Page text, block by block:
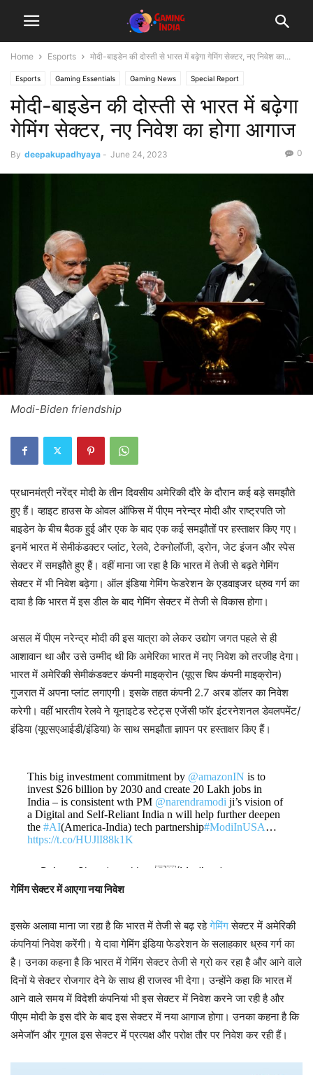
Home Esports मोदी-बाइडेन की दोस्ती से भारत में बढ़ेगा गेमिंग सेक्टर, नए निवेश का...
Esports Gaming Essentials Gaming News Special Report
मोदी-बाइडेन की दोस्ती से भारत में बढ़ेगा
गेमिंग सेक्टर, नए निवेश का होगा आगाज
By deepakupadhyaya - June 24, 2023 0
Modi-Biden friendship
प्रधानमंत्री नरेंद्र मोदी के तीन दिवसीय अमेरिकी दौरे के दौरान कई बड़े समझौते
हुए हैं। व्हाइट हाउस के ओवल ऑफिस में पीएम नरेन्द्र मोदी और राष्ट्रपति जो
बाइडेन के बीच बैठक हुई और एक के बाद एक कई समझौतों पर हस्ताक्षर किए गए।
इनमें भारत में सेमीकंडक्टर प्लांट, रेलवे, टेक्नोलॉजी, ड्रोन, जेट इंजन और स्पेस
सेक्टर में समझौते हुए हैं। वहीं माना जा रहा है कि भारत में तेजी से बढ़ते गेमिंग
सेक्टर में भी निवेश बढ़ेगा। ऑल इंडिया गेमिंग फेडरेशन के एडवाइजर ध्रुव गर्ग का
दावा है कि भारत में इस डील के बाद गेमिंग सेक्टर में तेजी से विकास होगा।
असल में पीएम नरेन्द्र मोदी की इस यात्रा को लेकर उद्योग जगत पहले से ही
आशावान था और उसे उम्मीद थी कि अमेरिका भारत में नए निवेश को तरजीह देगा।
भारत में अमेरिकी सेमीकंडक्टर कंपनी माइक्रोन (यूएस चिप कंपनी माइक्रोन)
गुजरात में अपना प्लांट लगाएगी। इसके तहत कंपनी 2.7 अरब डॉलर का निवेश
करेगी। वहीं भारतीय रेलवे ने यूनाइटेड स्टेट्स एजेंसी फॉर इंटरनेशनल डेवलपमेंट/
इंडिया (यूएसएआईडी/इंडिया) के साथ समझौता ज्ञापन पर हस्ताक्षर किए हैं।
This big investment commitment by @amazonIN is to
invest $26 billion by 2030 and create 20 Lakh jobs in
India – is consistent wth PM @narendramodi ji’s vision of
a Digital and Self-Reliant India n will help further deepen
the#AI(America-India) tech partnership#ModiInUSA…
https://t.co/HUJlI88k1K
— Rajeev Chandrasekhar 🇮🇳(Modiyude
Kutumbam) (@Rajeev_GoI)
गेमिंग सेक्टर में आएगा नया निवेश
इसके अलावा माना जा रहा है कि भारत में तेजी से बढ़ रहेगेमिंगसेक्टर में अमेरिकी
कंपनियां निवेश करेंगी। ये दावा गेमिंग इंडिया फेडरेशन के सलाहकार ध्रुव गर्ग का
है। उनका कहना है कि भारत में गेमिंग सेक्टर तेजी से ग्रो कर रहा है और आने वाले
दिनों ये सेक्टर रोजगार देने के साथ ही राजस्व भी देगा। उन्होंने कहा कि भारत में
आने वाले समय में विदेशी कंपनियां भी इस सेक्टर में निवेश करने जा रही है और
पीएम मोदी के इस दौरे के बाद इस सेक्टर में नया आगाज होगा। उनका कहना है कि
अमेजॉन और गूगल इस सेक्टर में प्रत्यक्ष और परोक्ष तौर पर निवेश कर रही हैं।